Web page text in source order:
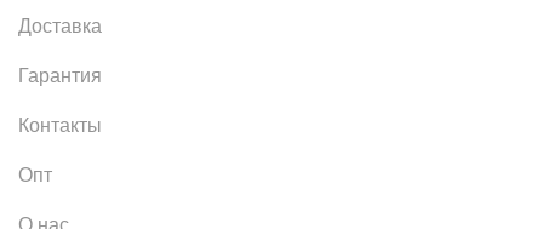
Доставка
Гарантия
Контакты
Опт
О нас